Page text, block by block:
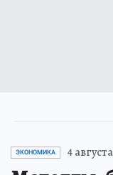
ЭКОНОМИКА 4